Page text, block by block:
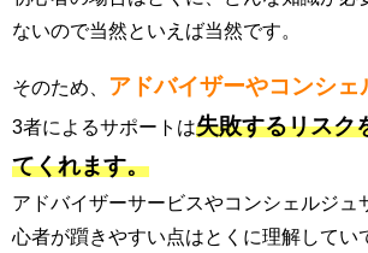
ないので当然といえば当然です。
そのため、 アドバイザーやコンシェ
3者によるサポートは失敗するリスク
てくれます。
アドバイザーサービスやコンシェルジュ
心者が躓きやすい点はとくに理解してい